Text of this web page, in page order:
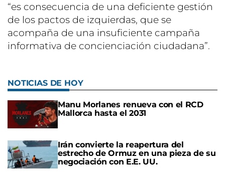
“es consecuencia de una deficiente gestión
de los pactos de izquierdas, que se
acompaña de una insuficiente campaña
informativa de concienciación ciudadana”.
NOTICIAS DE HOY
Manu Morlanes renueva con el RCD
Mallorca hasta el 2031
Irán convierte la reapertura del
estrecho de Ormuz en una pieza de su
negociación con E.E. UU.